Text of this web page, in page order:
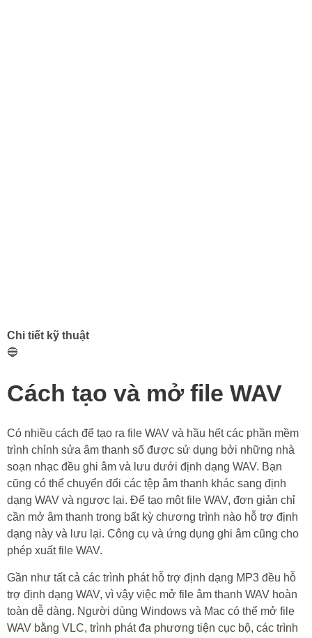
Chi tiết kỹ thuật
🔵
Cách tạo và mở file WAV
Có nhiều cách để tạo ra file WAV và hầu hết các phần mềm
trình chỉnh sửa âm thanh số được sử dụng bởi những nhà
soạn nhạc đều ghi âm và lưu dưới định dạng WAV. Bạn
cũng có thể chuyển đổi các tệp âm thanh khác sang định
dạng WAV và ngược lại. Để tạo một file WAV, đơn giản chỉ
cần mở âm thanh trong bất kỳ chương trình nào hỗ trợ định
dạng này và lưu lại. Công cụ và ứng dụng ghi âm cũng cho
phép xuất file WAV.
Gần như tất cả các trình phát hỗ trợ định dạng MP3 đều hỗ
trợ định dạng WAV, vì vậy việc mở file âm thanh WAV hoàn
toàn dễ dàng. Người dùng Windows và Mac có thể mở file
WAV bằng VLC, trình phát đa phương tiện cục bộ, các trình